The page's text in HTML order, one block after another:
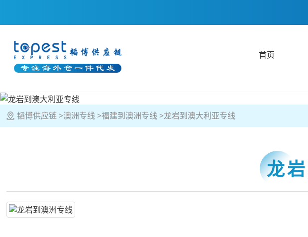
首页
韬博供应链 澳洲专线 福建到澳洲专线 龙岩到澳大利亚专线
龙岩